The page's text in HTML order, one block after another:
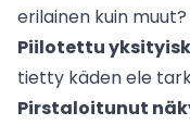
erilainen kuin muut?
Piilotettu
tietty käden ele
Pirstaloitunut